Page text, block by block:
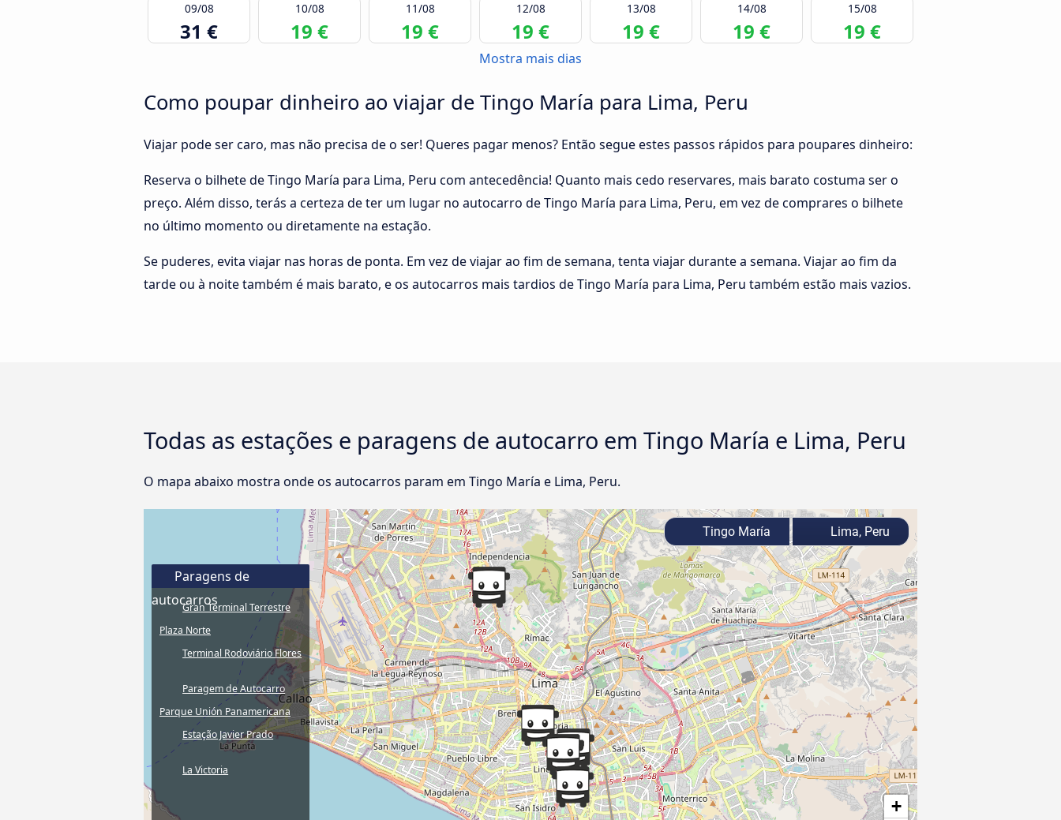
09/08
31 €
10/08
19 €
11/08
19 €
12/08
19 €
13/08
19 €
14/08
19 €
15/08
19 €
Mostra mais dias
Como poupar dinheiro ao viajar de Tingo María para Lima, Peru
Viajar pode ser caro, mas não precisa de o ser! Queres pagar menos? Então segue estes passos rápidos para poupares dinheiro:
Reserva o bilhete de Tingo María para Lima, Peru com antecedência! Quanto mais cedo reservares, mais barato costuma ser o
preço. Além disso, terás a certeza de ter um lugar no autocarro de Tingo María para Lima, Peru, em vez de comprares o bilhete
no último momento ou diretamente na estação.
Se puderes, evita viajar nas horas de ponta. Em vez de viajar ao fim de semana, tenta viajar durante a semana. Viajar ao fim da
tarde ou à noite também é mais barato, e os autocarros mais tardios de Tingo María para Lima, Peru também estão mais vazios.
Todas as estações e paragens de autocarro em Tingo María e Lima, Peru
O mapa abaixo mostra onde os autocarros param em Tingo María e Lima, Peru.
+
Paragens de
autocarros
Gran Terminal Terrestre
Plaza Norte
Terminal Rodoviário Flores
Paragem de Autocarro
Parque Unión Panamericana
Estação Javier Prado
La Victoria
Tingo María Lima, Peru